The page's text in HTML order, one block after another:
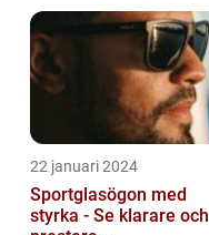
22 januari 2024
Sportglasögon med
styrka - Se klarare och